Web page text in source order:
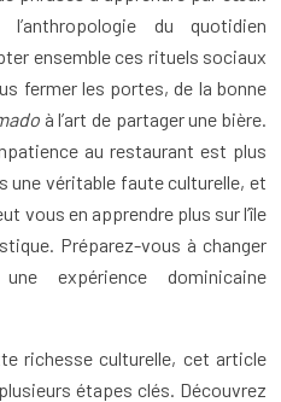
du quotidien
ensemble ces rituels sociaux
fermer les portes, de la bonne
à l’art de partager une bière.
au restaurant est plus
une véritable faute culturelle, et
vous en apprendre plus sur l’île
Préparez-vous à changer
expérience dominicaine
richesse culturelle, cet article
étapes clés. Découvrez